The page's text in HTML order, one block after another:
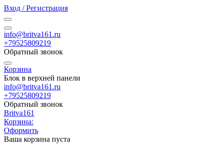
Вход / Регистрация
info@britva161.ru
+79525809219
Обратный звонок
Корзина
Блок в верхней панели
info@britva161.ru
+79525809219
Обратный звонок
Britva161
Корзина:
Оформить
Ваша корзина пуста